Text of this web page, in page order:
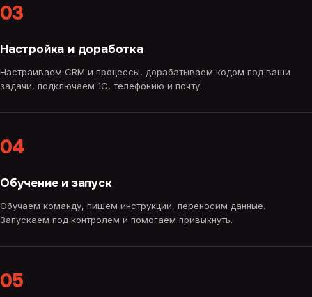
03
Настройка и доработка
Настраиваем CRM и процессы, дорабатываем кодом под ваши
задачи, подключаем 1С, телефонию и почту.
04
Обучение и запуск
Обучаем команду, пишем инструкции, переносим данные.
Запускаем под контролем и помогаем привыкнуть.
05